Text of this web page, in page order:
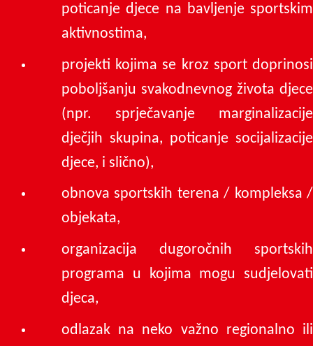
poticanje djece na bavljenje sportskim
aktivnostima,
projekti kojima se kroz sport doprinosi
poboljšanju svakodnevnog života djece
(npr. sprječavanje marginalizacije
dječjih skupina, poticanje socijalizacije
djece, i slično),
obnova sportskih terena / kompleksa /
objekata,
organizacija dugoročnih sportskih
programa u kojima mogu sudjelovati
djeca,
odlazak na neko važno regionalno ili